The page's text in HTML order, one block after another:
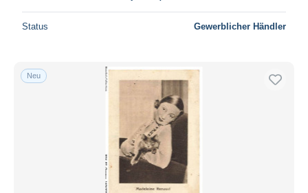
Status Gewerblicher Händler
Neu